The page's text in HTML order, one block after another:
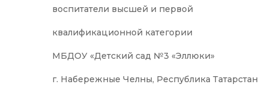
воспитатели высшей и первой
квалификационной категории
МБДОУ «Детский сад №3 «Эллюки»
г. Набережные Челны, Республика Татарстан